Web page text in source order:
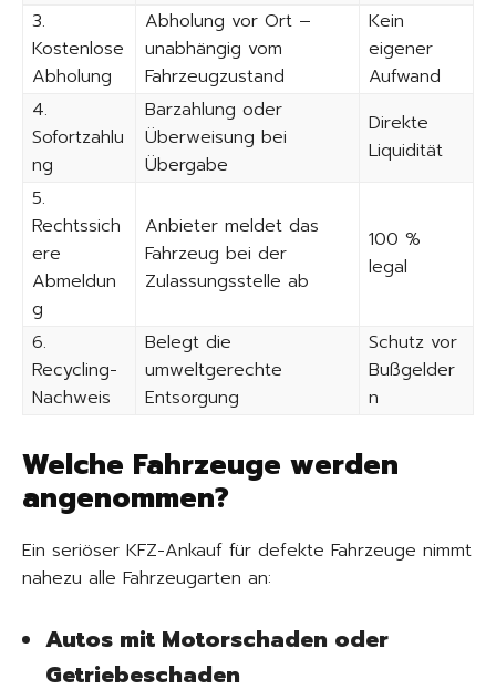
3.
Kostenlose
Abholung
Abholung vor Ort –
unabhängig vom
Fahrzeugzustand
Kein
eigener
Aufwand
4.
Sofortzahlu
ng
Barzahlung oder
Überweisung bei
Übergabe
Direkte
Liquidität
5.
Rechtssich
ere
Abmeldun
g
Anbieter meldet das
Fahrzeug bei der
Zulassungsstelle ab
100 %
legal
6.
Recycling-
Nachweis
Belegt die
umweltgerechte
Entsorgung
Schutz vor
Bußgelder
n
Welche Fahrzeuge werden
angenommen?
Ein seriöser KFZ-Ankauf für defekte Fahrzeuge nimmt
nahezu alle Fahrzeugarten an:
Autos mit Motorschaden oder
Getriebeschaden